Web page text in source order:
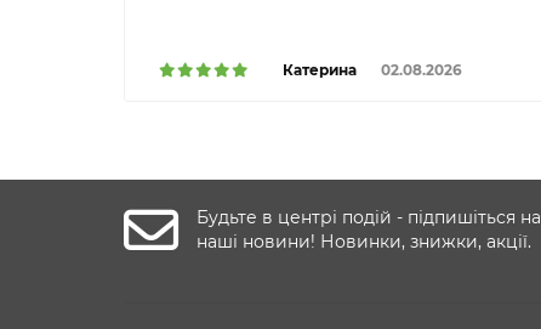
Катерина 02.08.2026
Будьте в центрі подій - підпишіться на
наші новини! Новинки, знижки, акції.